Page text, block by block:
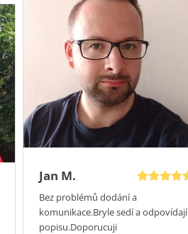
Jan M.
Bez problémů dodání a
komunikace.Bryle sedí a odpovídají
popisu.Doporucuji